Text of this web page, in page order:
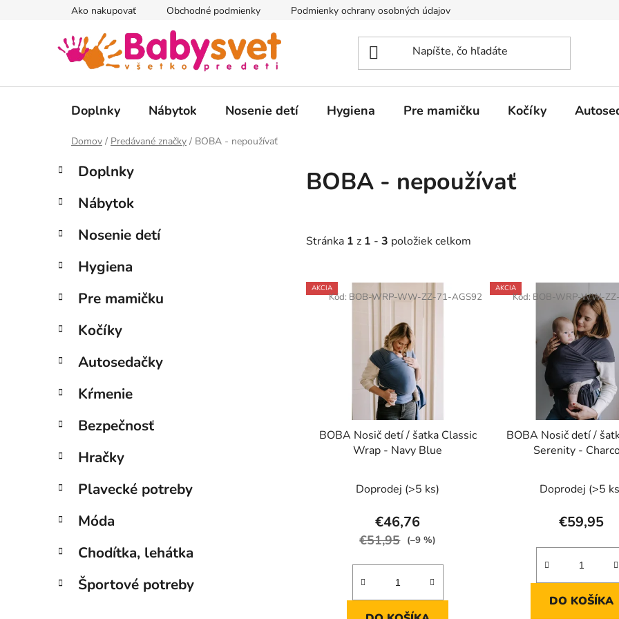
Ako nakupovať Obchodné podmienky Podmienky ochrany osobných údajov
Doplnky Nábytok Nosenie detí Hygiena Pre mamičku Kočíky
Domov / Predávané značky / BOBA - nepoužívať
B
č
ý
a
n
e
l
Preskočiť
kategórie
K
a
e
ó
i
Doplnky
Nábytok
Nosenie detí
Hygiena
Pre mamičku
Kočíky
Autosedačky
Kŕmenie
Bezpečnosť
Hračky
Plavecké potreby
Móda
Chodítka, lehátka
Športové potreby
BOBA - nepoužívať
Stránka 1 z 1 - 3 položiek celkom
V
ý
AKCIA
BOBA Nosič detí / šatka Classic
Wrap - Navy Blue
Doprodej (>5 ks)
€46,76
€51,95 (–9 %)
Kód: BOB-WRP-WW-ZZ-71-AGS92
AKCIA
BOBA Nosič detí /
Serenity -
Doprodej (>5
€59,95
DO KOŠÍKA
Kód: BOB-WRP-WW-